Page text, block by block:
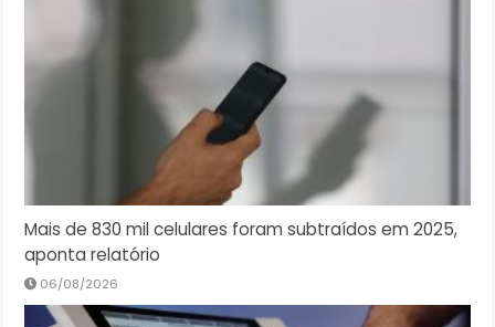
Mais de 830 mil celulares foram subtraídos em 2025,
aponta relatório
06/08/2026